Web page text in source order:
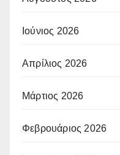
Ιούνιος 2026
Απρίλιος 2026
Μάρτιος 2026
Φεβρουάριος 2026